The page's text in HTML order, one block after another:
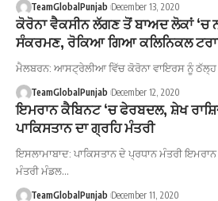
TeamGlobalPunjab December 13, 2020
ਕੋਰੋਨਾ ਵੈਕਸੀਨ ਲੱਗਣ ਤੋਂ ਬਾਅਦ ਲੋਕਾਂ
ਸੰਕਰਮਣ, ਰੋਕਿਆ ਗਿਆ ਕਲਿਨਿਕਲ
ਮੈਲਬਰਨ: ਆਸਟ੍ਰੇਲੀਆ ਵਿੱਚ ਕੋਰੋਨਾ ਵਾਇਰਸ ਨੂੰ ਠੱਲ੍ਹ
TeamGlobalPunjab December 12, 2020
ਇਮਰਾਨ ਕੈਬਿਨਟ ‘ਚ ਫੇਰਬਦਲ, ਸ਼ੇਖ
ਪਾਕਿਸਤਾਨ ਦਾ ਗ੍ਰਹਿ ਮੰਤਰੀ
ਇਸਲਾਮਾਬਾਦ: ਪਾਕਿਸਤਾਨ ਦੇ ਪ੍ਰਧਾਨ ਮੰਤਰੀ
ਮੰਤਰੀ ਮੰਡਲ…
TeamGlobalPunjab December 11, 2020